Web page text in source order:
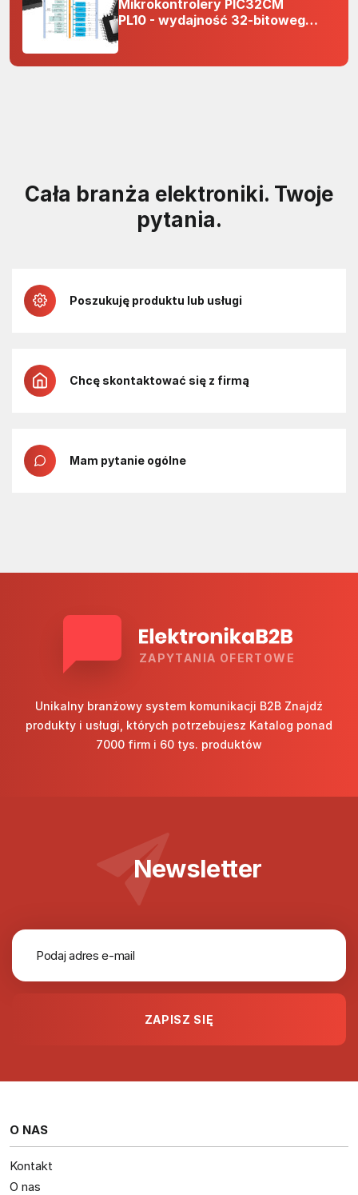
Mikrokontrolery PIC32CM
PL10 - wydajność 32-bitowego
projektach 5 V
Cała branża elektroniki. Twoje
pytania.
Poszukuję produktu lub usługi
Chcę skontaktować się z firmą
Mam pytanie ogólne
ZAPYTANIA OFERTOWE
Unikalny branżowy system komunikacji B2B Znajdź
produkty i usługi, których potrzebujesz Katalog ponad
7000 firm i 60 tys. produktów
Newsletter
O NAS
Kontakt
O nas